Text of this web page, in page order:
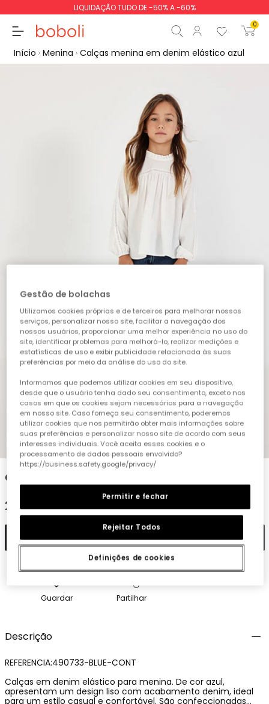
LIQUIDAÇÃO TUDO DE -50% A -60%
0
Iniciar ordem
Início Menina Calças menina em denim elástico azul
1 2 3 4 5
Calças menina em denim elástico azul
25,95 €
Adicionar
Guardar Partilhar
Descrição
REFERENCIA:490733-BLUE-CONT
Calças em denim elástico para menina. De cor azul,
apresentam um design liso com acabamento denim, ideal
para um estilo casual e confortável. São confeccionadas
Gestão de bolachas
Utilizamos cookies próprias e de terceiros para melhorar nossos
serviços, personalizar nosso site, facilitar a navegação dos
nossos usuários, proporcionar uma melhor experiência no uso do
site, identificar problemas para melhorá-lo, realizar medições e
estatísticas de uso e exibir publicidade relacionada às suas
preferências por meio da análise do uso do site.
Informamos que podemos utilizar cookies em seu dispositivo,
desde que o usuário tenha dado seu consentimento, exceto nos
casos em que os cookies sejam necessários para a navegação
em nosso site. Caso forneça seu consentimento, poderemos
utilizar cookies que nos permitirão obter mais informações sobre
suas preferências e personalizar nosso site de acordo com seus
interesses individuais. Você aceita esses cookies e o
processamento de dados pessoais envolvido?
https://business.safety.google/privacy/
Definições de cookies
Rejeitar Todos
Permitir e fechar